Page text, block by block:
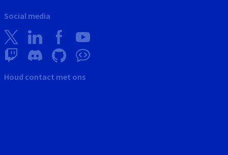
Social media
Houd contact met ons